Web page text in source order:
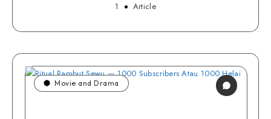
1 Article
Movie and Drama